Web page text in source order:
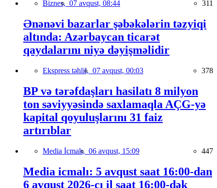
Biznes, 07 avqust, 08:44 311
Ənənəvi bazarlar şəbəkələrin təzyiqi
altında: Azərbaycan ticarət
qaydalarını niyə dəyişməlidir
Ekspress təhlil, 07 avqust, 00:03 378
BP və tərəfdaşları hasilatı 8 milyon
ton səviyyəsində saxlamaqla AÇG-yə
kapital qoyuluşlarını 31 faiz
artırıblar
Media İcmalı, 06 avqust, 15:09 447
Media icmalı: 5 avqust saat 16:00-dan
6 avqust 2026-cı il saat 16:00-dək